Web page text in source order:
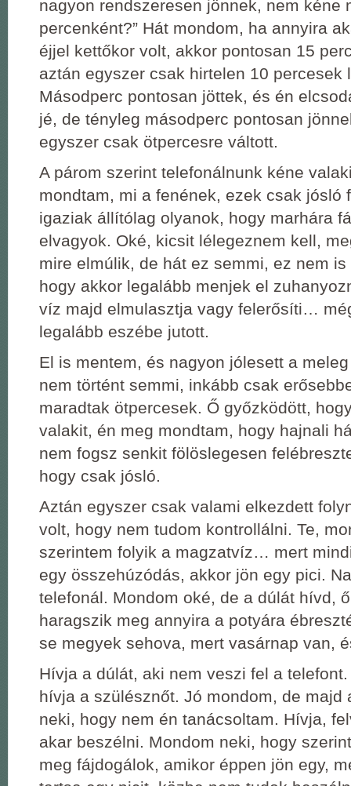
nagyon rendszeresen jönnek, nem kéne
percenként?” Hát mondom, ha annyira
éjjel kettőkor volt, akkor pontosan 15
aztán egyszer csak hirtelen 10 percesek
Másodperc pontosan jöttek, és én
jé, de tényleg másodperc pontosan
egyszer csak ötpercesre váltott.
A párom szerint telefonálnunk kéne
mondtam, mi a fenének, ezek csak jósló
igaziak állítólag olyanok, hogy marhára
elvagyok. Oké, kicsit lélegeznem kell,
mire elmúlik, de hát ez semmi, ez nem
hogy akkor legalább menjek el
víz majd elmulasztja vagy felerősíti…
legalább eszébe jutott.
El is mentem, és nagyon jólesett a
nem történt semmi, inkább csak
maradtak ötpercesek. Ő győzködött,
valakit, én meg mondtam, hogy hajnali
nem fogsz senkit fölöslegesen
hogy csak jósló.
Aztán egyszer csak valami elkezdett
volt, hogy nem tudom kontrollálni. Te,
szerintem folyik a magzatvíz… mert
egy összehúzódás, akkor jön egy pici.
telefonál. Mondom oké, de a dúlát hívd,
haragszik meg annyira a potyára
se megyek sehova, mert vasárnap van,
Hívja a dúlát, aki nem veszi fel a
hívja a szülésznőt. Jó mondom, de majd
neki, hogy nem én tanácsoltam. Hívja,
akar beszélni. Mondom neki, hogy
meg fájdogálok, amikor éppen jön egy,